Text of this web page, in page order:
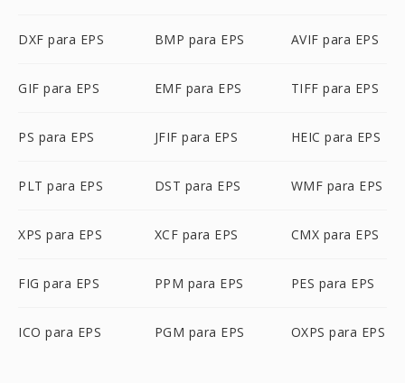
DXF para EPS BMP para EPS AVIF para EPS
GIF para EPS EMF para EPS TIFF para EPS
PS para EPS JFIF para EPS HEIC para EPS
PLT para EPS DST para EPS WMF para EPS
XPS para EPS XCF para EPS CMX para EPS
FIG para EPS PPM para EPS PES para EPS
ICO para EPS PGM para EPS OXPS para EPS